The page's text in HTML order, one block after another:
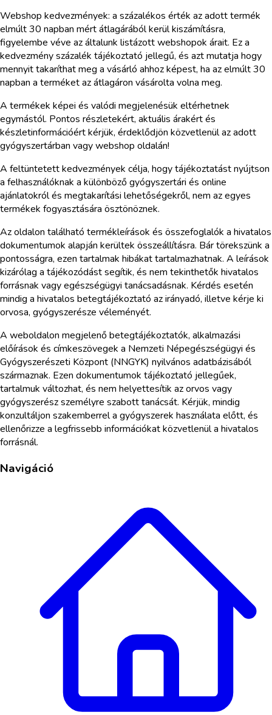
Webshop kedvezmények: a százalékos érték az adott termék
elmúlt 30 napban mért átlagárából kerül kiszámításra,
figyelembe véve az általunk listázott webshopok árait. Ez a
kedvezmény százalék tájékoztató jellegű, és azt mutatja hogy
mennyit takaríthat meg a vásárló ahhoz képest, ha az elmúlt 30
napban a terméket az átlagáron vásárolta volna meg.
A termékek képei és valódi megjelenésük eltérhetnek
egymástól. Pontos részletekért, aktuális árakért és
készletinformációért kérjük, érdeklődjön közvetlenül az adott
gyógyszertárban vagy webshop oldalán!
A feltüntetett kedvezmények célja, hogy tájékoztatást nyújtson
a felhasználóknak a különböző gyógyszertári és online
ajánlatokról és megtakarítási lehetőségekről, nem az egyes
termékek fogyasztására ösztönöznek.
Az oldalon található termékleírások és összefoglalók a hivatalos
dokumentumok alapján kerültek összeállításra. Bár törekszünk a
pontosságra, ezen tartalmak hibákat tartalmazhatnak. A leírások
kizárólag a tájékozódást segítik, és nem tekinthetők hivatalos
forrásnak vagy egészségügyi tanácsadásnak. Kérdés esetén
mindig a hivatalos betegtájékoztató az irányadó, illetve kérje ki
orvosa, gyógyszerésze véleményét.
A weboldalon megjelenő betegtájékoztatók, alkalmazási
előírások és címkeszövegek a Nemzeti Népegészségügyi és
Gyógyszerészeti Központ (NNGYK) nyilvános adatbázisából
származnak. Ezen dokumentumok tájékoztató jellegűek,
tartalmuk változhat, és nem helyettesítik az orvos vagy
gyógyszerész személyre szabott tanácsát. Kérjük, mindig
konzultáljon szakemberrel a gyógyszerek használata előtt, és
ellenőrizze a legfrissebb információkat közvetlenül a hivatalos
forrásnál.
Navigáció